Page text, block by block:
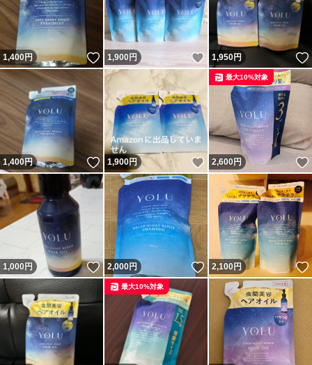
1,400円 いいね！
1,900円 いいね！
1,950円
1,400円 いいね！
1,900円 いいね！
2,600円
最大10%対象
1,000 円 いいね！
2,000円 いいね！
2,100円
最大10%対象